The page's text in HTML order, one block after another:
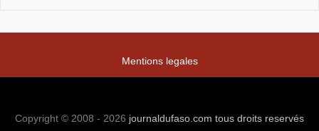
Mentions legales
Copyright © 2008 - 2026 journaldufaso.com tous droits reservés